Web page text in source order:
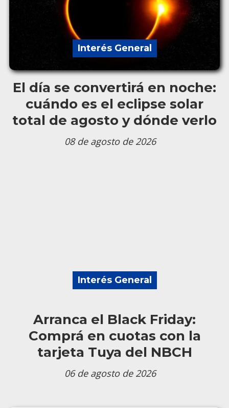
El día se convertirá en noche:
cuándo es el eclipse solar
total de agosto y dónde verlo
Interés General
08 de agosto de 2026
Arranca el Black Friday:
Comprá en cuotas con la
tarjeta Tuya del NBCH
Interés General
06 de agosto de 2026